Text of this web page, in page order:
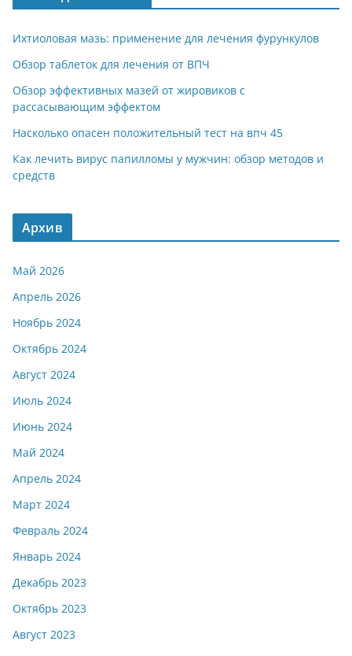
m p
p
a
ss
ni
ki
в
и
т
ь
Ихтиоловая мазь: применение для лечения фурункулов
Обзор таблеток для лечения от ВПЧ
Обзор эффективных мазей от жировиков с
рассасывающим эффектом
Насколько опасен положительный тест на впч 45
Как лечить вирус папилломы у мужчин: обзор методов и
средств
Архив
Май 2026
Апрель 2026
Ноябрь 2024
Октябрь 2024
Август 2024
Июль 2024
Июнь 2024
Май 2024
Апрель 2024
Март 2024
Февраль 2024
Январь 2024
Декабрь 2023
Октябрь 2023
Август 2023